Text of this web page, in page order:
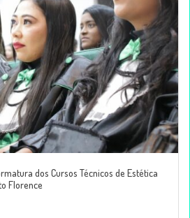
dos Cursos Técnicos de Estética
Florence